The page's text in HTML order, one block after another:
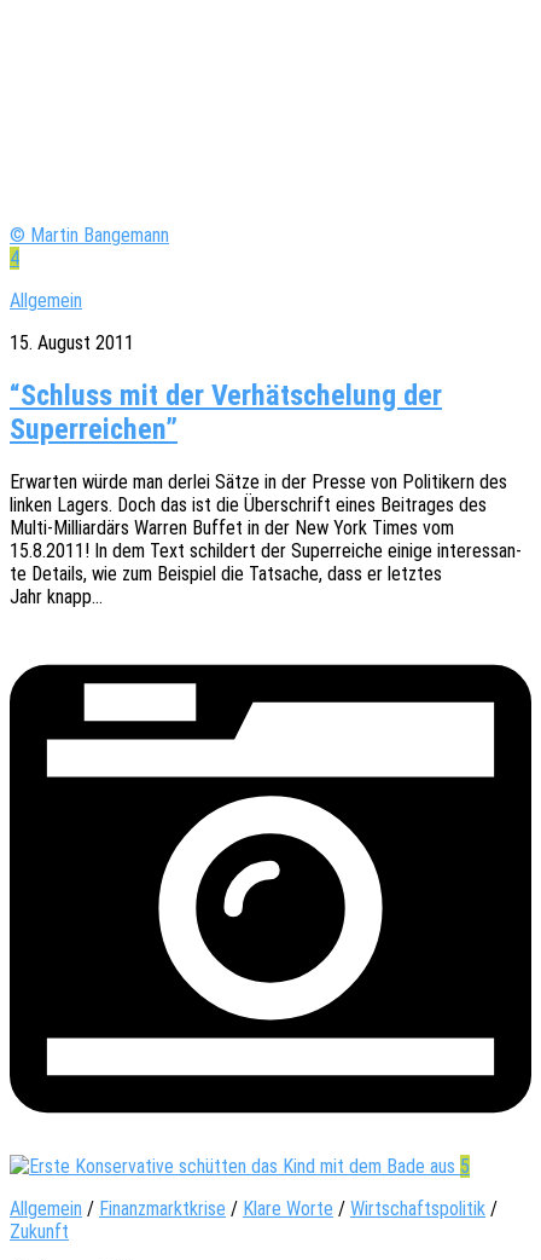
© Martin Bangemann
4
Allgemein
15. August 2011
“Schluss mit der Verhätschelung der
Superreichen”
Erwar­ten würde man derlei Sätze in der Presse von Poli­ti­kern des
linken Lagers. Doch das ist die Über­schrift eines Beitra­ges des
Multi-Milli­ar­­därs Warren Buffet in der New York Times vom
15.8.2011! In dem Text schil­dert der Super­rei­che einige inter­es­san­
te Details, wie zum Beispiel die Tatsa­che, dass er letz­tes
Jahr knapp…
5
Allgemein / Finanzmarktkrise / Klare Worte / Wirtschaftspolitik /
Zukunft